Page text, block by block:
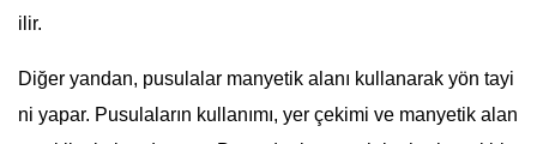
ilir.
Diğer yandan, pusulalar manyetik alanı kullanarak yön tayi
ni yapar. Pusulaların kullanımı, yer çekimi ve manyetik alan